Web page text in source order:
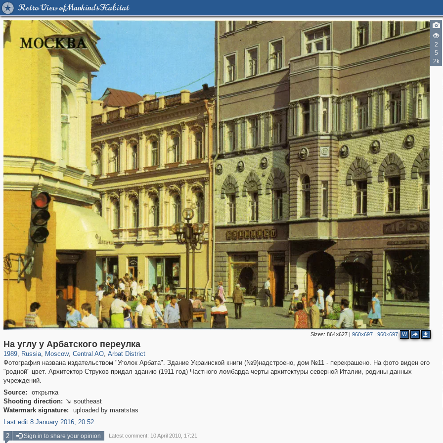
Retro View of Mankind's Habitat
2
5
2k
Sizes: 864×627| 960×697| 960×697 W
На углу у Арбатского переулка
1989, Russia
1,406,258 29,243
, Moscow
319,780 8,286
, Central AO
159,978 5,916
, Arbat District
13,485 356
Фотография названа издательством "Уголок Арбата". Здание Украинской книги (№9)надстроено, дом №11 - перекрашено. На фото виден его
"родной" цвет. Архитектор Струков придал зданию (1911 год) Частного ломбарда черты архитектуры северной Италии, родины данных
учреждений.
Source:
открытка
Shooting direction:  southeast
Watermark signature:
uploaded by maratstas
Last edit 8 January 2016, 20:52
10
23
3
12
3
2
3
9
2 Sign in to share your opinion Latest comment: 10 April 2010, 17:21